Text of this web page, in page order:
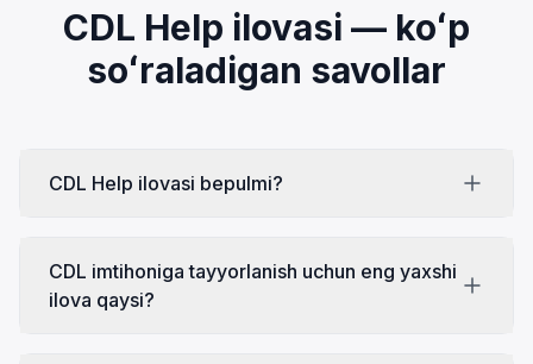
CDL Help ilovasi — koʻp
soʻraladigan savollar
CDL Help ilovasi bepulmi?
CDL imtihoniga tayyorlanish uchun eng yaxshi
ilova qaysi?